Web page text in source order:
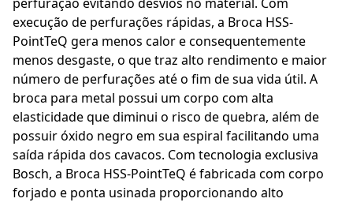
execução de perfurações rápidas, a Broca HSS-
PointTeQ gera menos calor e consequentemente
menos desgaste, o que traz alto rendimento e maior
número de perfurações até o fim de sua vida útil. A
broca para metal possui um corpo com alta
elasticidade que diminui o risco de quebra, além de
possuir óxido negro em sua espiral facilitando uma
saída rápida dos cavacos. Com tecnologia exclusiva
Bosch, a Broca HSS-PointTeQ é fabricada com corpo
forjado e ponta usinada proporcionando alto